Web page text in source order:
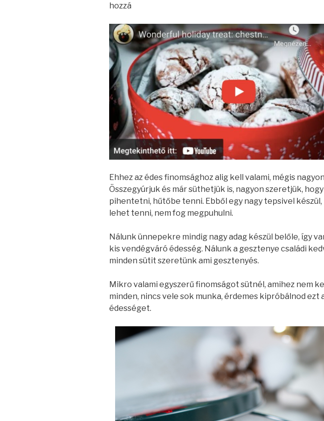
hozzá
Ehhez az édes finomsághoz alig kell valami, mégis
Összegyúrjuk és már süthetjük is, nagyon szeretjük, hogy
pihentetni, hűtőbe tenni. Ebből egy nagy tepsivel készül,
lehet tenni, nem fog megpuhulni.
Nálunk ünnepekre mindig nagy adag készül belőle, így
kis vendégváró édesség. Nálunk a gesztenye családi
minden sütit szeretünk ami gesztenyés.
Mikro valami egyszerű finomságot sütnél, amihez nem
minden, nincs vele sok munka, érdemes kipróbálnod ezt
édességet.